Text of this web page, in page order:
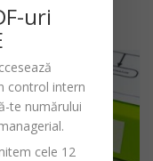
uri
control intern
te numărului
cele 12